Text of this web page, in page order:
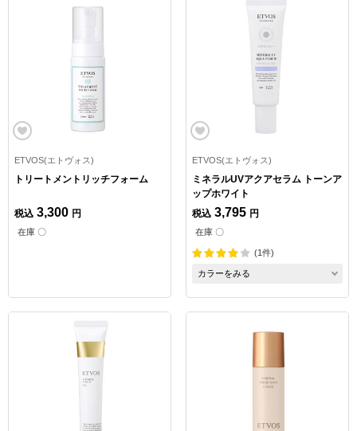
ETVOS(エトヴォス)
トリートメントリッチフォーム
税込 3,300 円
在庫 〇
ETVOS(エトヴォス)
ミネラルUVアクアセラム トーンア
ップホワイト
税込 3,795 円
在庫 〇
(1件)
カラーをみる